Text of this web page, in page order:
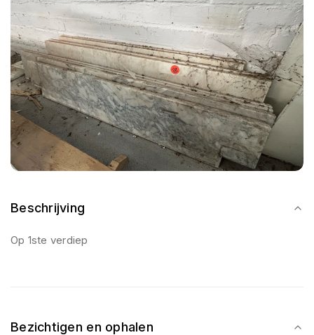
Beschrijving
Op 1ste verdiep
Bezichtigen en ophalen